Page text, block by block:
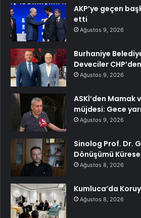
AKP’ye geçen
etti
Ağustos 9, 2026
Burhaniye
Deveciler
Ağustos 9, 2026
ASKİ’den Mamak
müjdesi: Gece
Ağustos 9, 2026
Sinolog Prof. Dr.
Dönüşümü
Ağustos 8, 2026
Kumluca’da
Ağustos 8, 2026